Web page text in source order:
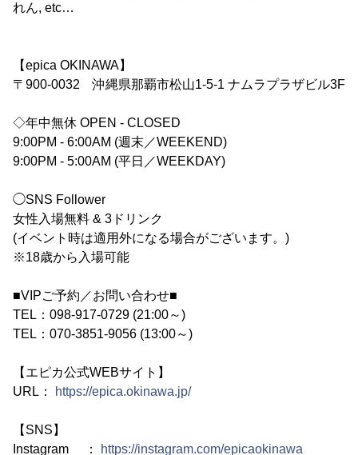
れん, etc…
【epica OKINAWA】
〒900-0032 沖縄県那覇市松山1-5-1 ナムラプラザビル3F
◇年中無休 OPEN - CLOSED
9:00PM - 6:00AM (週末／WEEKEND)
9:00PM - 5:00AM (平日／WEEKDAY)
◯SNS Follower
女性入場無料 & 3ドリンク
(イベント時は適用外になる場合がございます。)
※18歳から入場可能
■VIPご予約／お問い合わせ■
TEL：098-917-0729 (21:00～)
TEL：070-3851-9056 (13:00～)
【エピカ公式WEBサイト】
URL：
https://epica.okinawa.jp/
【SNS】
Instagram ：
https://instagram.com/epicaokinawa